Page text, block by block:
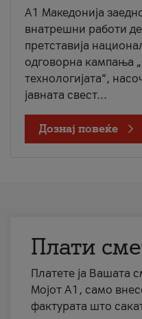
A1 Македонија
внатрешни работи
претставија
одговорна кампања
технологијата“,
јавната свест...
Дознај повеќе
Плати
Платете ја Вашата
Мојот А1, само
фактурата што